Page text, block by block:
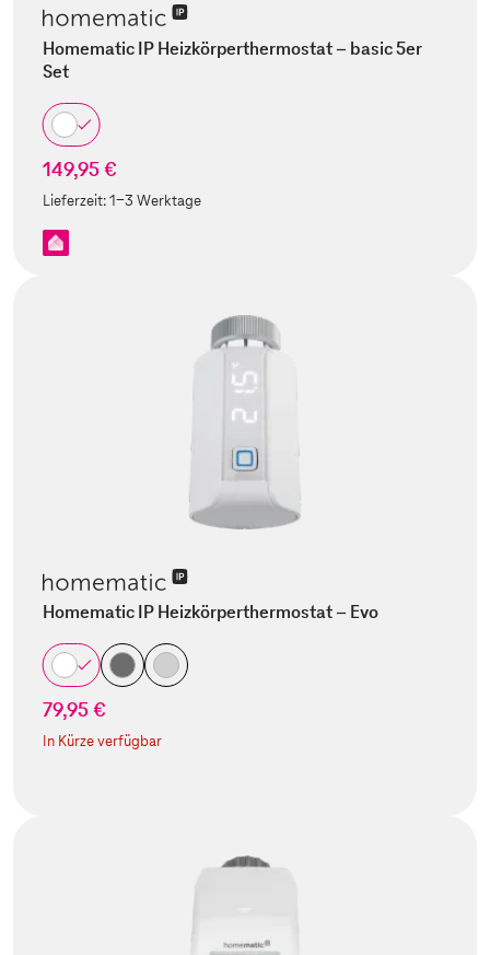
Homematic IP Heizkörperthermostat – basic 5er
Set
149,95 €
Lieferzeit:1-3 Werktage
Homematic IP Heizkörperthermostat – Evo
79,95 €
In Kürze verfügbar